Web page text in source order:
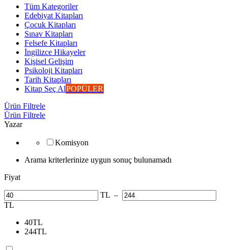
Tüm Kategoriler
Edebiyat Kitapları
Çocuk Kitapları
Sınav Kitapları
Felsefe Kitapları
İngilizce Hikayeler
Kişisel Gelişim
Psikoloji Kitapları
Tarih Kitapları
Kitap Seç AlPOPÜLER
Ürün Filtrele
Ürün Filtrele
Yazar
Komisyon
Arama kriterlerinize uygun sonuç bulunamadı
Fiyat
TL –
TL
40TL
244TL